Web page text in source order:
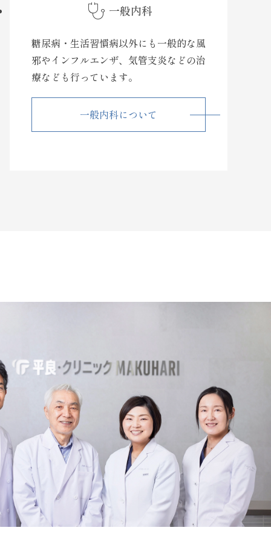
stethoscope 一般内科
糖尿病・生活習慣病以外にも一般的な風
邪やインフルエンザ、気管支炎などの治
療なども行っています。
一般内科について